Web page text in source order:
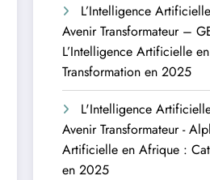
L’Intelligence
Avenir Transformateur –
L’Intelligence Artificielle
Transformation en 2025
L'Intelligence
Avenir Transformateur -
Artificielle en Afrique :
en 2025